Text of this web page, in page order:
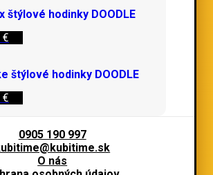
štýlové hodinky DOODLE
€
štýlové hodinky DOODLE
€
0905 190 997
O nás